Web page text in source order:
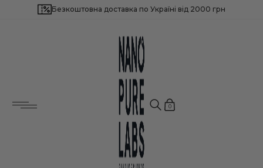
Безкоштовна доставка по Україні від 2000 грн
0
Для імунітету і загального здоров'я
Для здоров’я серця і судин
Для нервової системи
Для енергії і продуктивності
Для зниження зайвої ваги
Для краси шкіри, волосся і нігтів
Для чоловічого здоров’я
Для жіночого здоров’я
Для підтримки довголіття
Потрібна допомога?
Залиште свій номер телефону, і ми
зв’яжемося з вами найближчим часом!